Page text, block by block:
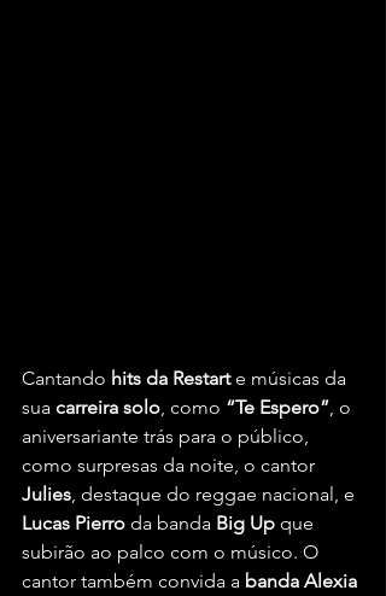
Cantando hits da Restart e músicas da
sua carreira solo, como “Te Espero”, o
aniversariante trás para o público,
como surpresas da noite, o cantor
Julies, destaque do reggae nacional, e
Lucas Pierro da banda Big Up que
subirão ao palco com o músico. O
cantor também convida a banda Alexia